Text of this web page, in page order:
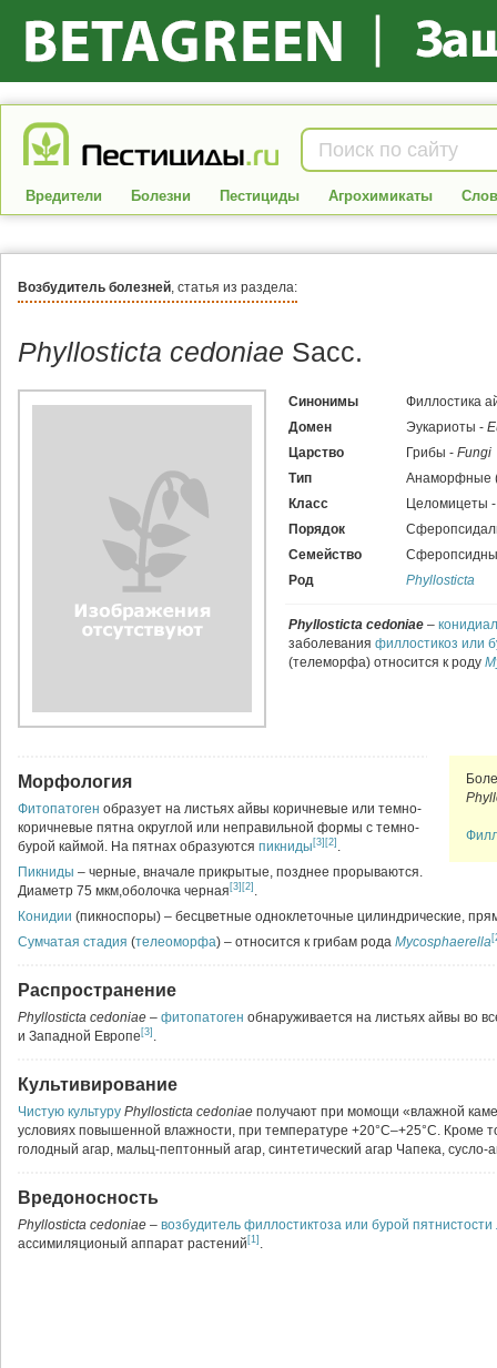
Вредители Болезни Пестициды Агрохимикаты
Возбудитель болезней, статья из раздела:
Phyllosticta cedoniae Sacc.
Синонимы
Филлостика
Домен
Эукариоты -
Царство
Грибы - Fungi
Тип
Анаморфные
Класс
Целомицеты
Порядок
Семейство
Род
Phyllosticta
Phyllosticta cedoniae –
заболевания филлостикоз или
(телеморфа) относится к роду
Морфология
Фитопатоген образует на листьях айвы коричневые или темно-
коричневые пятна округлой или неправильной формы с темно-
бурой каймой. На пятнах образуются пикниды [3] [2] .
Пикниды – черные, вначале прикрытые, позднее прорываются.
Диаметр 75 мкм,оболочка черная [3] [2] .
Конидии (пикноспоры) – бесцветные одноклеточные цилиндрические,
Сумчатая стадия (телеоморфа) – относится к грибам рода Mycosphaerella
Распространение
Phyllosticta cedoniae – фитопатоген обнаруживается на листьях айвы во
и Западной Европе [3] .
Культивирование
Чистую культуру Phyllosticta cedoniae получают при момощи «влажной
условиях повышенной влажности, при температуре +20°С–+25°С. Кроме
голодный агар, мальц-пептонный агар, синтетический агар Чапека, сусло-
Вредоносность
Phyllosticta cedoniae – возбудитель филлостиктоза или бурой пятнистости
ассимиляционый аппарат растений [1] .